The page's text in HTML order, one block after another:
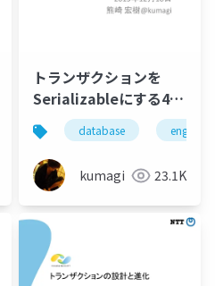
engineering
トランザクションを
Serializableにする4つ
の方法database
kumagi 23.1K